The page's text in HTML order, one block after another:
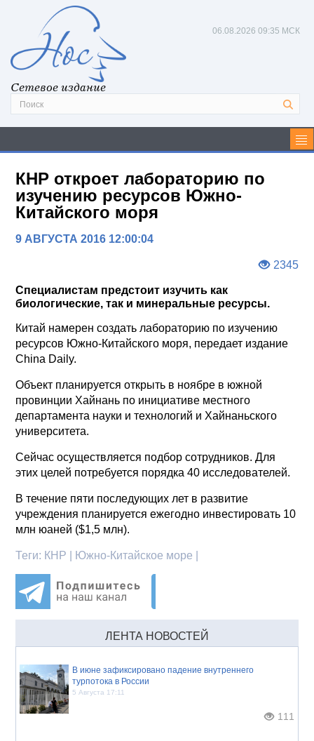
Сетевое издание
06.08.2026 09:35 МСК
КНР откроет лабораторию по
изучению ресурсов Южно-
Китайского моря
9 АВГУСТА 2016 12:00:04
2345
Специалистам предстоит изучить как
биологические, так и минеральные ресурсы.
Китай намерен создать лабораторию по изучению
ресурсов Южно-Китайского моря, передает издание
China Daily.
Объект планируется открыть в ноябре в южной
провинции Хайнань по инициативе местного
департамента науки и технологий и Хайнаньского
университета.
Сейчас осуществляется подбор сотрудников. Для
этих целей потребуется порядка 40 исследователей.
В течение пяти последующих лет в развитие
учреждения планируется ежегодно инвестировать 10
млн юаней ($1,5 млн).
Теги: КНР | Южно-Китайское море |
ЛЕНТА НОВОСТЕЙ
В июне зафиксировано падение внутреннего
турпотока в России
5 Августа 17:11
111